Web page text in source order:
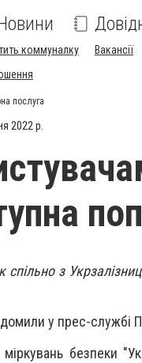
коммуналку Вакансії
послуга
2022 р.
спільно з
у прес-службі
безпеки